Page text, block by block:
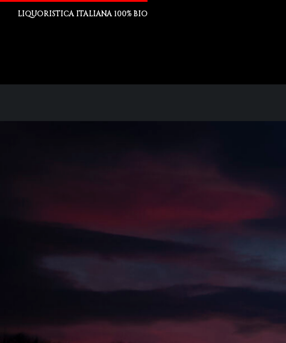
LIQUORISTICA ITALIANA 100% BIO